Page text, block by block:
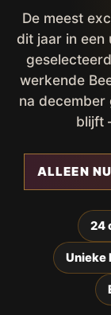
De meest
dit jaar in een
werkende
na december
blijft
ALLEEN
24
Unieke